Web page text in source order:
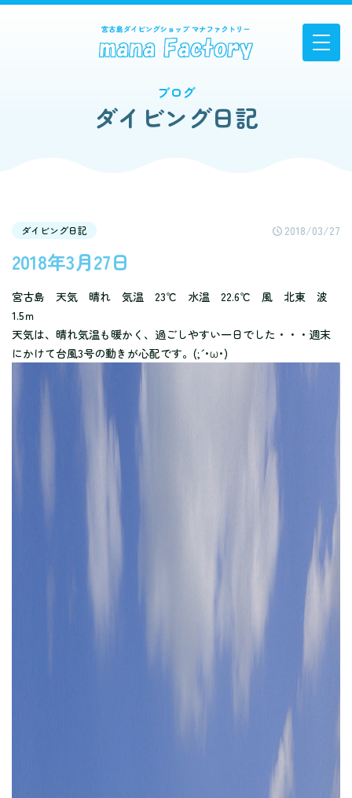
ブログ
ダイビング日記
ダイビング日記 2018/03/27
2018年3月27日
宮古島 天気 晴れ 気温 23℃ 水温 22.6℃ 風 北東 波
1.5ｍ
天気は、晴れ気温も暖かく、過ごしやすい一日でした・・・週末
にかけて台風3号の動きが心配です。(;´･ω･)